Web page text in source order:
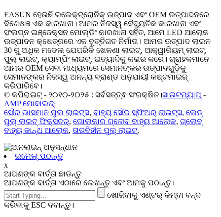
EASUN ହେଉଛି ଇଲେକ୍ଟ୍ରୋନିକ୍ ଉତ୍ପାଦ ଏବଂ OEM ଉତ୍ପାଦନରେ
ବିଶେଷଜ୍ଞ ଏକ କାରଖାନା। ଆମର ନିଜସ୍ୱ ବୈଦ୍ୟୁତିକ କାରଖାନା ଏବଂ
ସଂଲଗ୍ନ ଇଞ୍ଜେକ୍ସନ ମୋଲ୍ଡିଂ କାରଖାନା ସହିତ, ଆମେ LED ଆଲୋକ
ଉତ୍ପାଦନ କ୍ଷେତ୍ରରେ ଏକ ବୃତ୍ତିଗତ ନିର୍ମାତା। ଆମର ଉତ୍ପାଦ ଲାଇନ
30 ରୁ ଅଧିକ ମଡେଲ ଯେପରିକି ଖେଳଣା ଲାଇଟ୍, ଆକ୍ୱାରିୟମ୍ ଲାଇଟ୍,
ପୁଲ୍ ଲାଇଟ୍, କ୍ୟାମ୍ପିଂ ଲାଇଟ୍, ଇତ୍ୟାଦିକୁ କଭର କରେ। ଗ୍ରାହକମାନେ
ଆମର OEM ସେବା ମାଧ୍ୟମରେ ସେମାନଙ୍କର ଉତ୍ପାଦଗୁଡ଼ିକୁ
ସେମାନଙ୍କର ନିଜସ୍ୱ ଅନନ୍ୟ ବ୍ରାଣ୍ଡ ଅନୁଯାୟୀ କଷ୍ଟମାଇଜ୍
କରିପାରିବେ।
© କପିରାଇଟ୍ - ୨୦୧୦-୨୦୨୫ : ସର୍ବସତ୍ତ୍ଵ ସଂରକ୍ଷିତ।ସାଇଟମ୍ୟାପ୍ -
AMP ମୋବାଇଲ୍
ସୌର ଭାସମାନ ପୁଲ ଲାଇଟ୍ସ, ବାହ୍ୟ ସୌର ସ୍ଫିଅର୍ ଲାଇଟ୍ସ, ଲେଡ୍
ପୁଲ୍ ଲାଇଟ୍ ଫିକ୍ସଚର୍, ଗୋଲାକାର ଗ୍ଲୋବ ବାହ୍ୟ ଆଲୋକ, ଗ୍ଲୋବ୍
ବାହ୍ୟ କାନ୍ଥ ଆଲୋକ, ତାରବିହୀନ ପୁଲ୍ ଲାଇଟ୍,
ଇମେଲ୍ ପଠାନ୍ତୁ
x
ଆପଣଙ୍କ ବାର୍ତ୍ତା ଛାଡନ୍ତୁ
ଆପଣଙ୍କ ବାର୍ତ୍ତା ଏଠାରେ ଲେଖନ୍ତୁ ଏବଂ ଆମକୁ ପଠାନ୍ତୁ।
ଖୋଜିବାକୁ ଏଣ୍ଟର୍ କିମ୍ବା ବନ୍ଦ
କରିବାକୁ ESC ଦବାନ୍ତୁ।